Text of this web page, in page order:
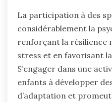
La participation à des
considérablement la
renforçant la résilience
stress et en favorisant
S’engager dans une
enfants à développer
d’adaptation et